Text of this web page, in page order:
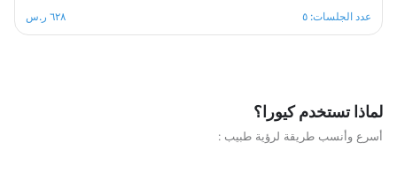
وصولك للهدف ممكن ودون اي اضرار صحية مع ثبات على اسلوب
حياة صحي ومتوازن ، هذا البرنامج الغذائي مكون من خمس جلسات
عدد الجلسات: ٥ ٦٢٨ ر.س
لماذا تستخدم كيورا؟
أسرع وأنسب طريقة لرؤية طبيب :